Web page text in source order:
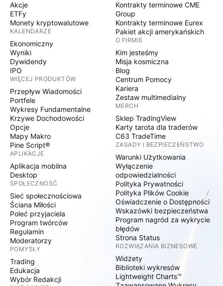
Akcje
ETFy
Monety kryptowalutowe
KALENDARZE
Ekonomiczny
Wyniki
Dywidendy
IPO
WIĘCEJ PRODUKTÓW
Przepływ Wiadomości
Portfele
Wykresy Fundamentalne
Krzywe Dochodowości
Opcje
Mapy Makro
Pine Script®
APLIKACJE
Aplikacja mobilna
Desktop
SPOŁECZNOŚĆ
Sieć społecznościowa
Ściana Miłości
Poleć przyjaciela
Program twórców
Regulamin
Moderatorzy
POMYSŁY
Trading
Edukacja
Wybór Redakcji
Kontrakty terminowe CME
Group
Kontrakty terminowe Eurex
Pakiet akcji amerykańskich
O FIRMIE
Kim jesteśmy
Misja kosmiczna
Blog
Centrum Pomocy
Kariera
Zestaw multimedialny
MERCH
Sklep TradingView
Karty tarota dla traderów
C63 TradeTime
ZASADY I BEZPIECZEŃSTWO
Warunki Użytkowania
Wyłączenie
odpowiedzialności
Polityka Prywatności
Polityka Plików Cookie
Oświadczenie o Dostępności
Wskazówki bezpieczeństwa
Program nagród za wykrycie
błędów
Strona Status
ROZWIĄZANIA BIZNESOWE
Widżety
Biblioteki wykresów
Lightweight Charts™